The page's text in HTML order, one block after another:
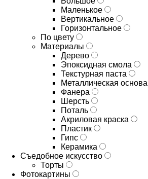
Маленькое
Вертикальное
Горизонтальное
По цвету
Материалы
Дерево
Эпоксидная смола
Текстурная паста
Металлическая основа
Фанера
Шерсть
Поталь
Акриловая краска
Пластик
Гипс
Керамика
Съедобное искусство
Торты
Фотокартины